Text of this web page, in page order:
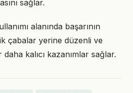
sağlar.
alanında başarının
çabalar yerine düzenli ve
kalıcı kazanımlar sağlar.